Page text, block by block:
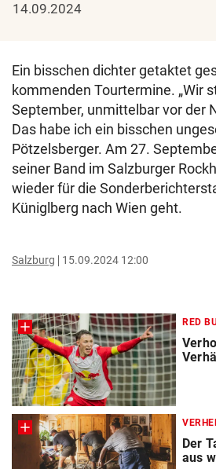
14.09.2024
Ein bisschen dichter getaktet
kommenden Tourtermine. „Wir
September, unmittelbar vor der
Das habe ich ein bisschen
Pötzelsberger. Am 27.
seiner Band im Salzburger
wieder für die
Küniglberg nach Wien geht.
Salzburg 15.09.2024 12:00
RED
Der
aus